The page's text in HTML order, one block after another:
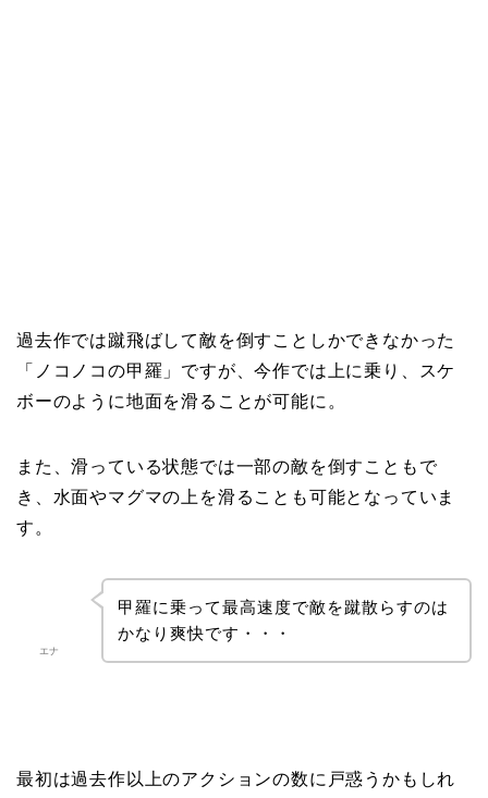
過去作では蹴飛ばして敵を倒すことしかできなかった
「ノコノコの甲羅」ですが、今作では上に乗り、スケ
ボーのように地面を滑ることが可能に。
また、滑っている状態では一部の敵を倒すこともで
き、水面やマグマの上を滑ることも可能となっていま
す。
エナ
甲羅に乗って最高速度で敵を蹴散らすのは
かなり爽快です・・・
最初は過去作以上のアクションの数に戸惑うかもしれ